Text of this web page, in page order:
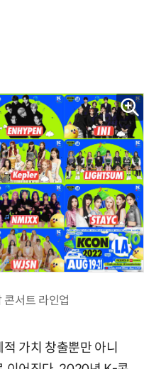
서트 라인업
가치 창출뿐만 아니